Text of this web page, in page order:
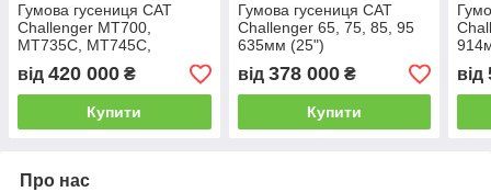
Гумова гусениця CAT
Challenger MT700,
MT735C, MT745C,
MT755C, MT765C,
MT775C 457мм (18")
від 420 000 ₴
Купити
Гумова гусениця CAT
Challenger 65, 75, 85, 95
635мм (25")
від 378 000₴
Купити
від
Про нас